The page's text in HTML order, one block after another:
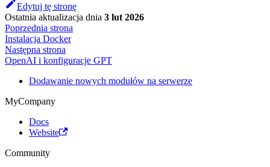
Edytuj tę stronę
Ostatnia aktualizacja dnia 3 lut 2026
Poprzednia strona
Instalacja Docker
Następna strona
OpenAI i konfiguracje GPT
Dodawanie nowych modułów na serwerze
MyCompany
Docs
Website
Community